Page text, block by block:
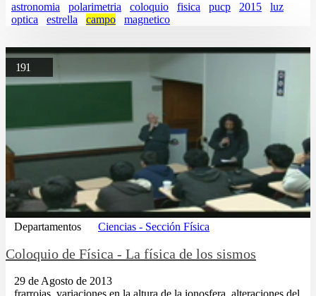
astronomia polarimetria coloquio fisica pucp 2015
luz
optica
estrella campo magnetico
191
Departamentos Ciencias - Sección Física
Coloquio de Física - La física de los sismos
29 de Agosto de 2013
...frarrojas, variaciones en la altura de la ionosfera, alteraciones del